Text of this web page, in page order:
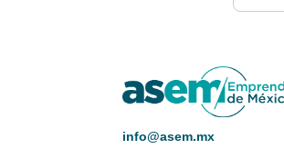
info@asem.mx